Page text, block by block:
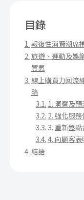
目錄
報復性消費潮席
旅遊、運動及娛
買氣
線上購買力回流
略
1. 洞察及
2. 強化服
3. 重新盤
4. 向顧客
結語